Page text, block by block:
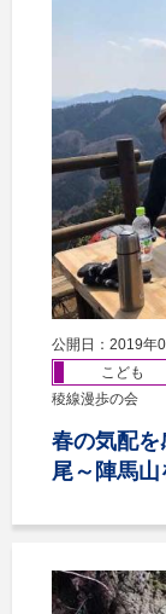
公開日：2019年
こども
稜線漫歩の会
春の気配
尾～陣馬山